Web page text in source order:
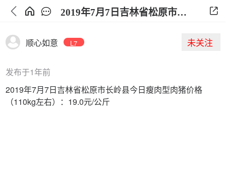
2019年7月7日吉林省松原市长岭县今日生猪价格
顺心如意 L7 未关注
发布于1年前
2019年7月7日吉林省松原市长岭县今日瘦肉型肉猪价格
（110kg左右）：19.0元/公斤